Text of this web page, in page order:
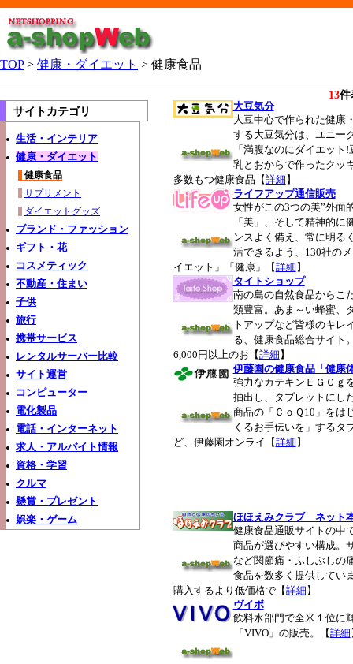
TOP> 健康・ダイエット > 健康食品
13件
サイトカテゴリ
生活・インテリア
健康・ダイエット
健康食品
サプリメント
ダイエットグッズ
ブランド・ファッション
ギフト・花
コスメティック
不動産・住まい
子供
旅行
携帯サービス
レンタルサーバー比較
サイト運営
コンピューター
電化製品
電話・インターネット
求人・アルバイト情報
資格・学習
クルマ
懸賞・プレゼント
娯楽・ゲーム
大豆気分
大豆中心で作られた健康
する大豆気分は、ユニー
「満腹なのにダイエット
乳とおからで作ったクッ
多数もつ健康食品【詳細 】
ライフアップ通信販売
女性がこの3つの美”外面
「美」、そして精神的に
ンスよく備え、常に明る
活できるよう、130社の
イエット」「健康」【詳細 】
タイトショップ
南の島の自然食品からこ
類豊富。あま～い蜂蜜、
トアップなど皆様のキレ
る、健康食品総合サイト
6,000円以上のお【詳細 】
伊藤園の健康食品「健康
強力なカテキンＥＧＣｇ
抽出し、タブレットにし
商品の「ＣｏＱ10」をは
くるお手伝いを」するタ
ど、伊藤園オンライ
【詳細 】
ほほえみクラブ ネット
健康食品通販サイトの中
商品が選びやすい構成。
など関節痛・ふしぶしの
食品を数多く提供してい
購入するより低価格で【詳細 】
ヴイボ
飲料水部門で全米１位に
「VIVO」の販売。【詳細